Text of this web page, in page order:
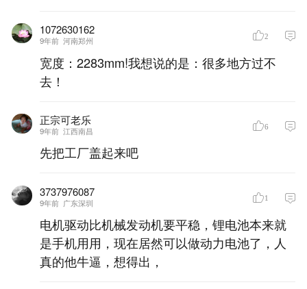
1072630162
9年前 河南郑州 2
宽度：2283mm!我想说的是：很多地方过不
去！
正宗可老乐
9年前 江西南昌 6
先把工厂盖起来吧
3737976087
9年前 广东深圳 1
电机驱动比机械发动机要平稳，锂电池本来就
是手机用用，现在居然可以做动力电池了，人
真的他牛逼，想得出，